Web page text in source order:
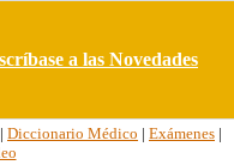
a las Novedades
| Diccionario Médico | Exámenes |